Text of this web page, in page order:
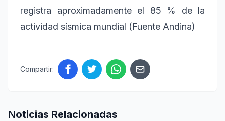
registra aproximadamente el 85 % de la
actividad sísmica mundial (Fuente Andina)
Compartir:
Noticias Relacionadas